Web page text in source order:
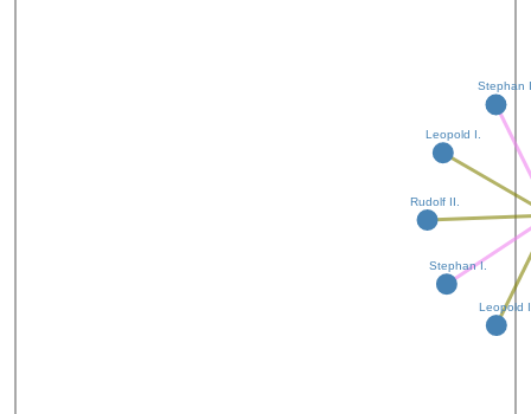
Leopold I.
Leopold
Rudolf II.
Stephan
Stephan I.